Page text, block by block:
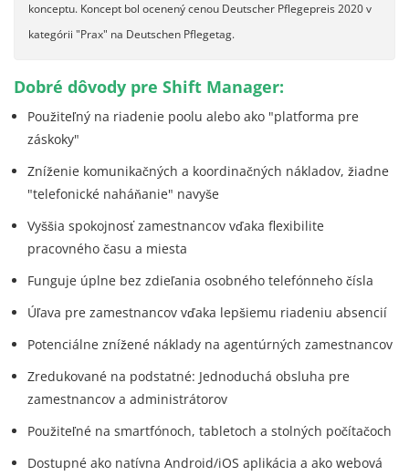
konceptu. Koncept bol ocenený cenou Deutscher Pflegepreis 2020 v
kategórii "Prax" na Deutschen Pflegetag.
Dobré dôvody pre Shift Manager:
Použiteľný na riadenie poolu alebo ako "platforma pre
záskoky"
Zníženie komunikačných a koordinačných nákladov, žiadne
"telefonické naháňanie" navyše
Vyššia spokojnosť zamestnancov vďaka flexibilite
pracovného času a miesta
Funguje úplne bez zdieľania osobného telefónneho čísla
Úľava pre zamestnancov vďaka lepšiemu riadeniu absencií
Potenciálne znížené náklady na agentúrných zamestnancov
Zredukované na podstatné: Jednoduchá obsluha pre
zamestnancov a administrátorov
Použiteľné na smartfónoch, tabletoch a stolných počítačoch
Dostupné ako natívna Android/iOS aplikácia a ako webová